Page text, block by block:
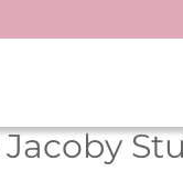
Jacoby